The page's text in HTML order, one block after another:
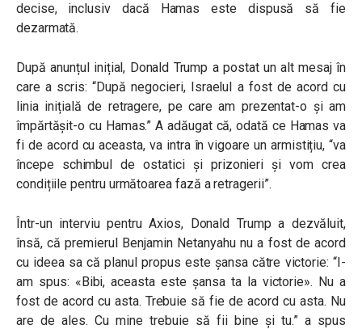
decise, inclusiv dacă Hamas este dispusă să fie
dezarmată.
După anunțul inițial, Donald Trump a postat un alt mesaj în
care a scris: “După negocieri, Israelul a fost de acord cu
linia inițială de retragere, pe care am prezentat-o ​​și am
împărtășit-o cu Hamas.” A adăugat că, odată ce Hamas va
fi de acord cu aceasta, va intra în vigoare un armistițiu, “va
începe schimbul de ostatici și prizonieri și vom crea
condițiile pentru următoarea fază a retragerii”.
Într-un interviu pentru Axios, Donald Trump a dezvăluit,
însă, că premierul Benjamin Netanyahu nu a fost de acord
cu ideea sa că planul propus este șansa către victorie: “I-
am spus: «Bibi, aceasta este șansa ta la victorie». Nu a
fost de acord cu asta. Trebuie să fie de acord cu asta. Nu
are de ales. Cu mine trebuie să fii bine și tu.” a spus